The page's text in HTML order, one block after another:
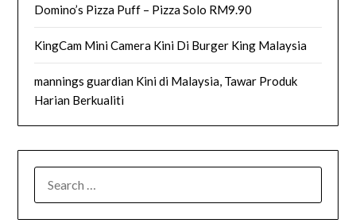
Domino’s Pizza Puff – Pizza Solo RM9.90
KingCam Mini Camera Kini Di Burger King Malaysia
mannings guardian Kini di Malaysia, Tawar Produk
Harian Berkualiti
FOR: